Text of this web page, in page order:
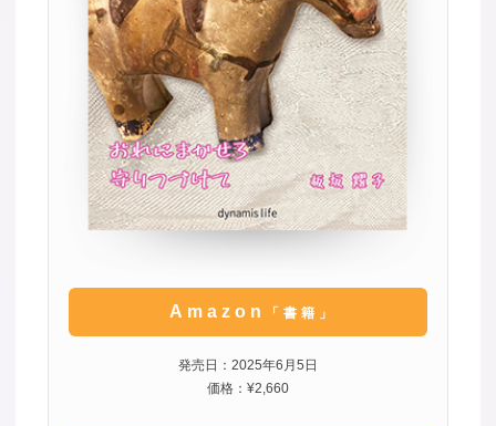
Amazon 「書籍」
発売日：2025年6月5日
価格：¥2,660